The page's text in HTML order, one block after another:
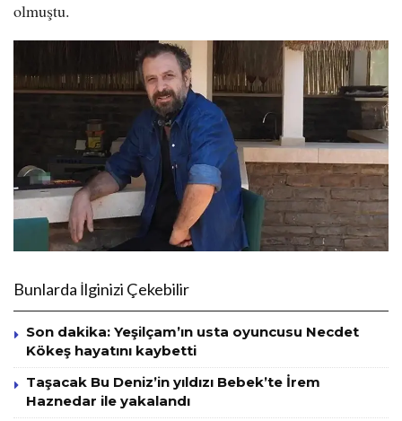
olmuştu.
Bunlarda İlginizi Çekebilir
Son dakika: Yeşilçam’ın usta oyuncusu Necdet
Kökeş hayatını kaybetti
Taşacak Bu Deniz’in yıldızı Bebek’te İrem
Haznedar ile yakalandı